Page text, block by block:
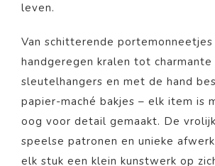
leven.
Van schitterende
handgeregen kralen tot charmante
sleutelhangers en met de hand
papier-maché bakjes – elk item is
oog voor detail gemaakt. De
speelse patronen en unieke
elk stuk een klein kunstwerk op